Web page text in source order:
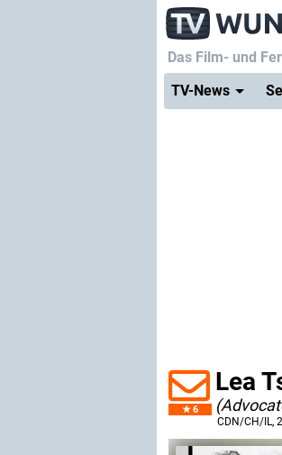
Das Film- und
TV-News
6
Lea
CDN/CH/IL,